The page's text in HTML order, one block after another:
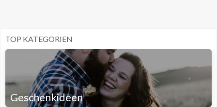
TOP KATEGORIEN
Geschenkideen